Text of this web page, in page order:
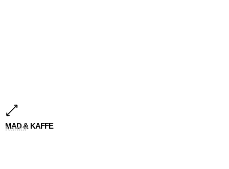
MAD & KAFFE
Kontor